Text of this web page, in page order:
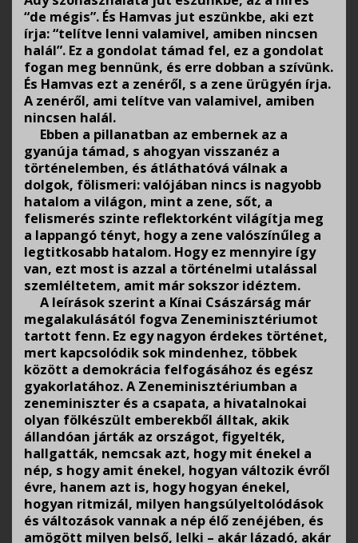
“de mégis”. És Hamvas jut eszünkbe, aki ezt
írja: “telítve lenni valamivel, amiben nincsen
halál”. Ez a gondolat támad fel, ez a gondolat
fogan meg bennünk, és erre dobban a szívünk.
És Hamvas ezt a zenéről, s a zene ürügyén írja.
A zenéről, ami telítve van valamivel, amiben
nincsen halál.
Ebben a pillanatban az embernek az a
gyanúja támad, s ahogyan visszanéz a
történelemben, és átláthatóvá válnak a
dolgok, fölismeri: valójában nincs is nagyobb
hatalom a világon, mint a zene, sőt, a
felismerés szinte reflektorként világítja meg
a lappangó tényt, hogy a zene valószínűleg a
legtitkosabb hatalom. Hogy ez mennyire így
van, ezt most is azzal a történelmi utalással
szemléltetem, amit már sokszor idéztem.
A leírások szerint a Kínai Császárság már
megalakulásától fogva Zeneminisztériumot
tartott fenn. Ez egy nagyon érdekes történet,
mert kapcsolódik sok mindenhez, többek
között a demokrácia felfogásához és egész
gyakorlatához. A Zeneminisztériumban a
zeneminiszter és a csapata, a hivatalnokai
olyan fölkészült emberekből álltak, akik
állandóan járták az országot, figyelték,
hallgatták, nemcsak azt, hogy mit énekel a
nép, s hogy amit énekel, hogyan változik évről
évre, hanem azt is, hogy hogyan énekel,
hogyan ritmizál, milyen hangsúlyeltolódások
és változások vannak a nép élő zenéjében, és
amögött milyen belső, lelki – akár lázadó, akár